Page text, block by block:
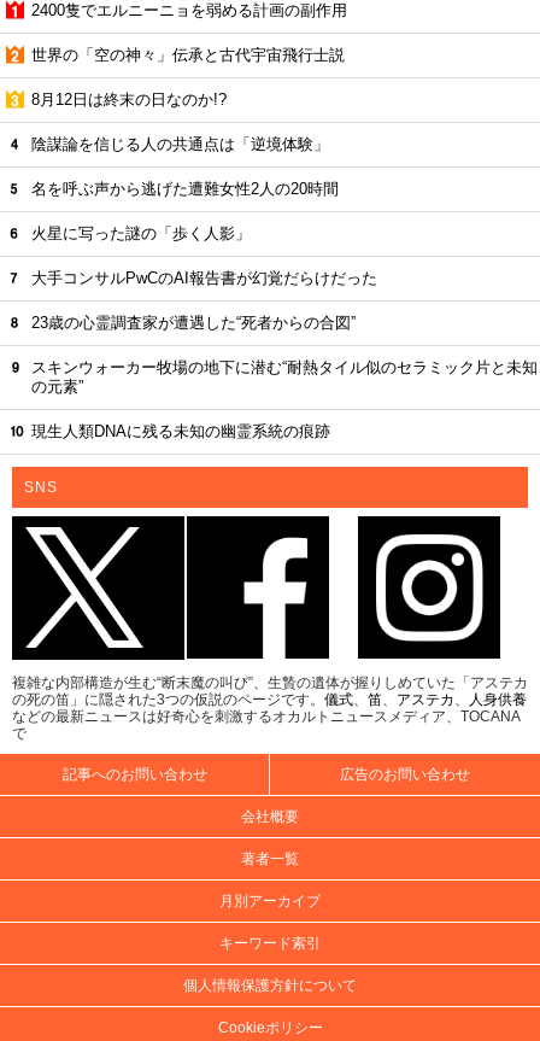
2400隻でエルニーニョを弱める計画の副作用
世界の「空の神々」伝承と古代宇宙飛行士説
8月12日は終末の日なのか!?
陰謀論を信じる人の共通点は「逆境体験」
名を呼ぶ声から逃げた遭難女性2人の20時間
火星に写った謎の「歩く人影」
大手コンサルPwCのAI報告書が幻覚だらけだった
23歳の心霊調査家が遭遇した“死者からの合図”
スキンウォーカー牧場の地下に潜む“耐熱タイル似のセラミック片と未知
の元素”
現生人類DNAに残る未知の幽霊系統の痕跡
SNS
複雑な内部構造が生む“断末魔の叫び”、生贄の遺体が握りしめていた「アステカ
の死の笛」に隠された3つの仮説のページです。 儀式 笛 アステカ
人身供養
などの最新ニュースは好奇心を刺激するオカルトニュースメディア、TOCANA
で
記事へのお問い合わせ 広告のお問い合わせ
会社概要
著者一覧
月別アーカイブ
キーワード索引
個人情報保護方針について
Cookieポリシー